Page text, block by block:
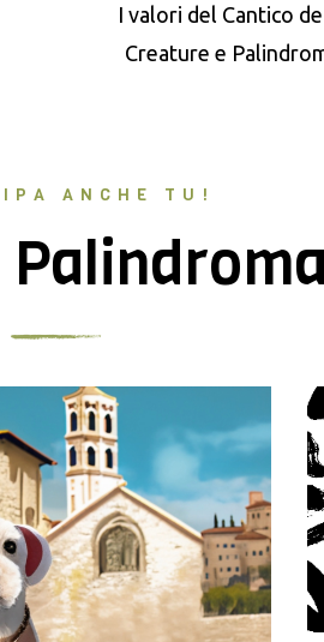
I valori del Cantico
Creature e
ANCHE TU!